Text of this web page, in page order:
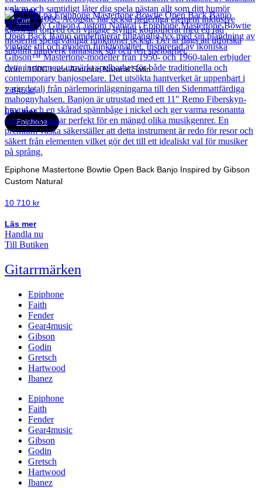
Läs mer
Cort
Cort L100C Luce Acoustic Natural Satin
2 846kr
Läs mer
Epiphone
Epiphone Mastertone Bowtie Open Back Banjo Inspired by Gibson
Custom Natural
10 710 kr
Läs mer
Handla nu
Till Butiken
Gitarrmärken
Epiphone
Faith
Fender
Gear4music
Gibson
Godin
Gretsch
Hartwood
Ibanez
Epiphone
Faith
Fender
Gear4music
Gibson
Godin
Gretsch
Hartwood
Ibanez